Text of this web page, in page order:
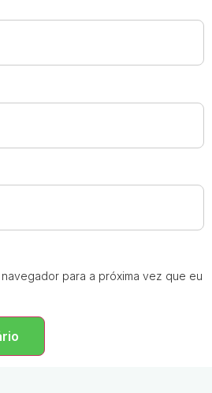
para a próxima vez que eu